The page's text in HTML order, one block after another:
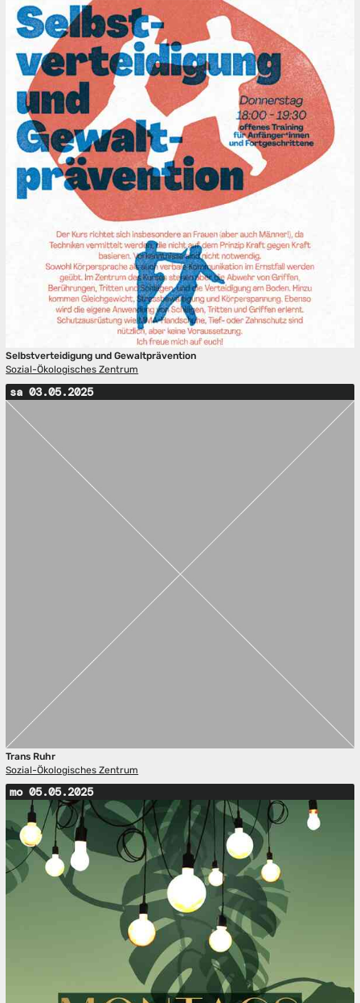
Selbstverteidigung und Gewaltprävention
Sozial-Ökologisches Zentrum
sa 03.05.2025
Trans Ruhr
Sozial-Ökologisches Zentrum
mo 05.05.2025